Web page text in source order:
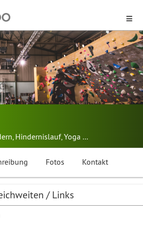
, Hindernislauf,Yoga ...
Fotos Kontakt
/ Links